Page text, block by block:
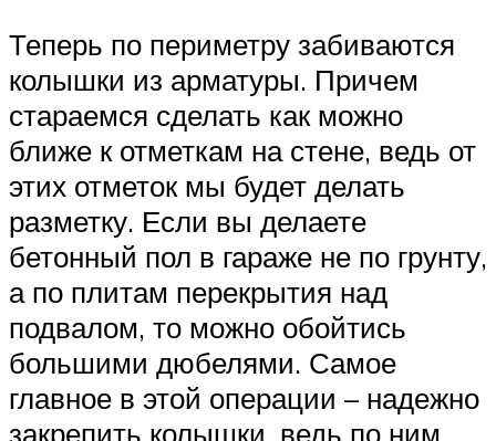
Теперь по периметру забиваются
колышки из арматуры. Причем
стараемся сделать как можно
ближе к отметкам на стене, ведь от
этих отметок мы будет делать
разметку. Если вы делаете
бетонный пол в гараже не по грунту,
а по плитам перекрытия над
подвалом, то можно обойтись
большими дюбелями. Самое
главное в этой операции – надежно
закрепить колышки, ведь по ним